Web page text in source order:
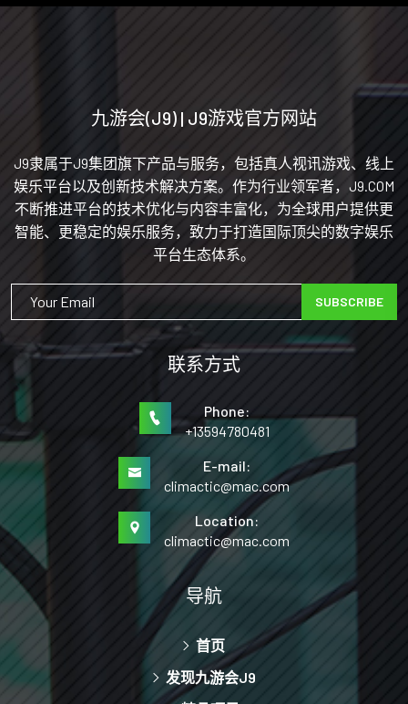
九游会(J9) | J9游戏官方网站
J9隶属于J9集团旗下产品与服务，包括真人视讯游戏、线上
娱乐平台以及创新技术解决方案。作为行业领军者，J9.COM
不断推进平台的技术优化与内容丰富化，为全球用户提供更
智能、更稳定的娱乐服务，致力于打造国际顶尖的数字娱乐
平台生态体系。
SUBSCRIBE
联系方式
Phone:
+13594780481
E-mail:
climactic@mac.com
Location:
climactic@mac.com
导航
首页
发现九游会J9